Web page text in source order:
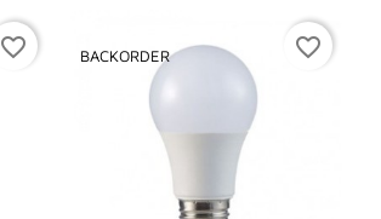
favorite_border BACKORDER favorite_border